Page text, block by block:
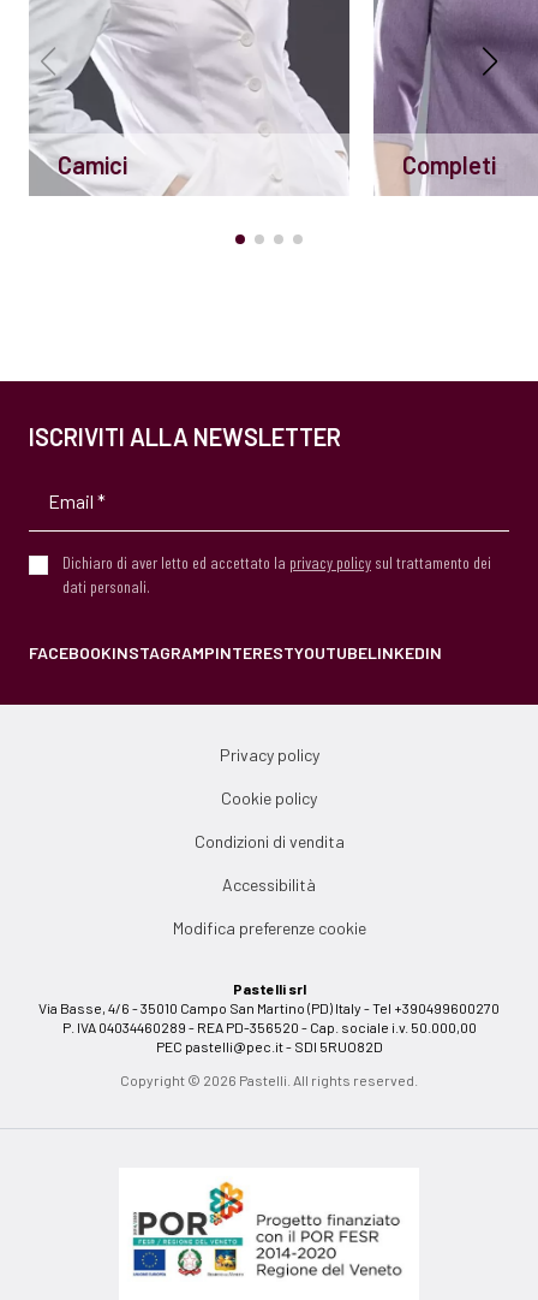
Camici Completi
ISCRIVITI ALLA NEWSLETTER
Dichiaro di aver letto ed accettato la privacy policy sul trattamento dei
dati personali.
FACEBOOKINSTAGRAMPINTERESTYOUTUBELINKEDIN
Privacy policy
Cookie policy
Condizioni di vendita
Accessibilità
Modifica preferenze cookie
Pastelli srl
Via Basse, 4/6 - 35010 Campo San Martino (PD) Italy - Tel +390499600270
P. IVA 04034460289 - REA PD-356520 - Cap. sociale i.v. 50.000,00
PEC pastelli@pec.it- SDI 5RUO82D
Copyright © 2026 Pastelli. All rights reserved.